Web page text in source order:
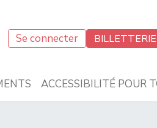
Se connecter BILLETTERIE
ACCESSIBILITÉ POUR